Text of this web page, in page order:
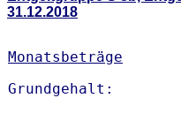
31.12.2018
Monatsbeträge